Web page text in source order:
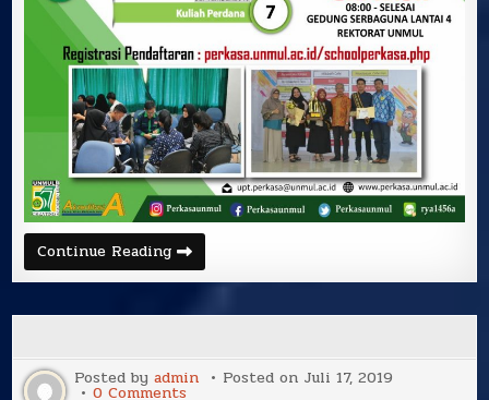
Continue Reading
Posted byadmin Posted on Juli 17, 2019
0 Commentson